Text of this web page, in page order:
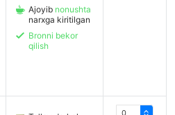
Ajoyib nonushta
narxga kiritilgan
Bronni bekor
qilish